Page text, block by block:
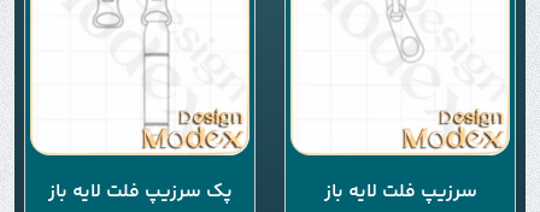
سرزیپ فلت لایه باز
پک سرزیپ فلت لایه باز